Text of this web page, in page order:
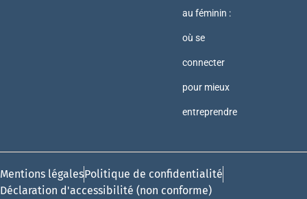
au féminin :
où se
connecter
pour mieux
entreprendre
Mentions légalesPolitique de confidentialité
Déclaration d'accessibilité (non conforme)